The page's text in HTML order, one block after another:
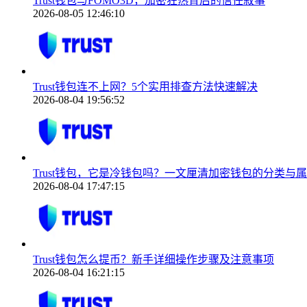
2026-08-05 12:46:10
Trust钱包连不上网？5个实用排查方法快速解决
2026-08-04 19:56:52
Trust钱包，它是冷钱包吗？一文厘清加密钱包的分类与
2026-08-04 17:47:15
Trust钱包怎么提币？新手详细操作步骤及注意事项
2026-08-04 16:21:15